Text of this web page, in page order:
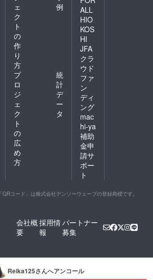
ェ
ク
ト
の
作
り
方
例
プ
ロ
ジ
ェ
ク
ト
の
広
め
方
統
計
デ
ー
タ
ALL
HIO
KOS
HI
JFA
クラ
ウド
ファ
ン
ディ
ング
mac
hi-ya
補助
金申
請サ
ポー
ト
「QRコード」は株式会社デンソーウェーブの登録商標です。
会社概
要
採用情
報
パートナー
募集
Reika125さんへアンコール